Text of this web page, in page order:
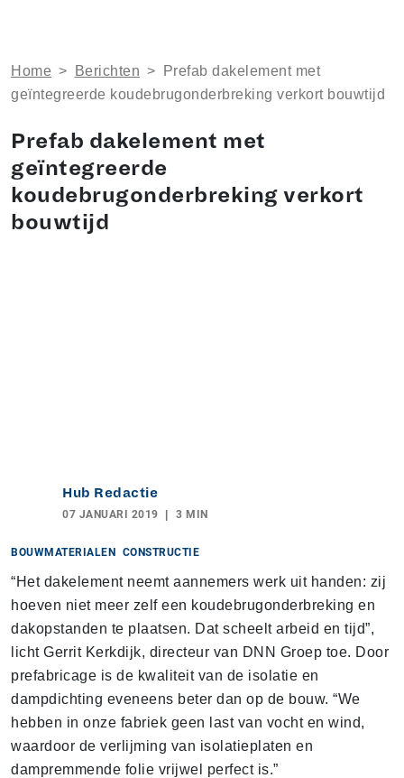
Home > Berichten >
Prefab dakelement met
geïntegreerde koudebrugonderbreking verkort bouwtijd
Prefab dakelement met
geïntegreerde
koudebrugonderbreking verkort
bouwtijd
Hub Redactie
07 JANUARI 2019 3 MIN
BOUWMATERIALEN CONSTRUCTIE
“Het dakelement neemt aannemers werk uit handen: zij
hoeven niet meer zelf een koudebrugonderbreking en
dakopstanden te plaatsen. Dat scheelt arbeid en tijd”,
licht Gerrit Kerkdijk, directeur van DNN Groep toe. Door
prefabricage is de kwaliteit van de isolatie en
dampdichting eveneens beter dan op de bouw. “We
hebben in onze fabriek geen last van vocht en wind,
waardoor de verlijming van isolatieplaten en
dampremmende folie vrijwel perfect is.”